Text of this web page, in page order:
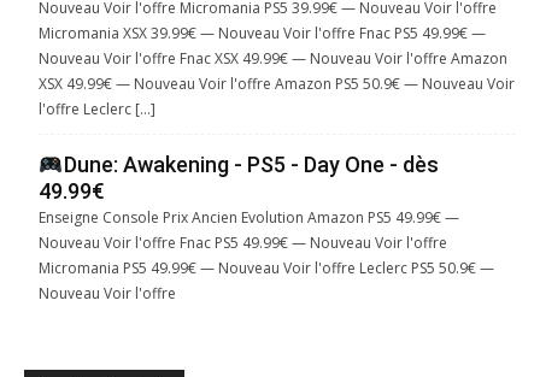
Nouveau Voir l'offre Micromania PS5 39.99€ — Nouveau Voir l'offre
Micromania XSX 39.99€ — Nouveau Voir l'offre Fnac PS5 49.99€ —
Nouveau Voir l'offre Fnac XSX 49.99€ — Nouveau Voir l'offre Amazon
XSX 49.99€ — Nouveau Voir l'offre Amazon PS5 50.9€ — Nouveau Voir
l'offre Leclerc […]
Dune: Awakening - PS5 - Day One - dès
49.99€
Enseigne Console Prix Ancien Evolution Amazon PS5 49.99€ —
Nouveau Voir l'offre Fnac PS5 49.99€ — Nouveau Voir l'offre
Micromania PS5 49.99€ — Nouveau Voir l'offre Leclerc PS5 50.9€ —
Nouveau Voir l'offre